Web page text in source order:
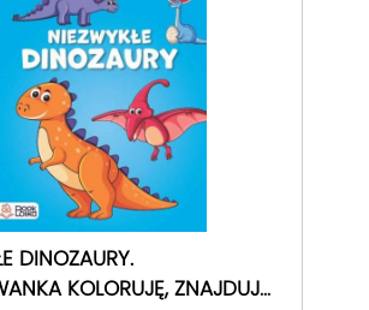
DINOZAURY.
KOLORUJĘ, ZNAJDUJĘ,